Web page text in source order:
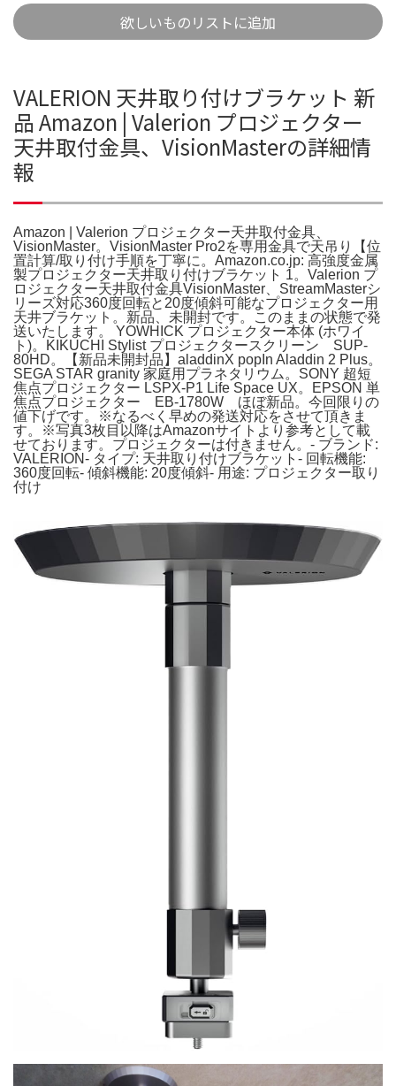
欲しいものリストに追加
VALERION 天井取り付けブラケット 新
品 Amazon | Valerion プロジェクター
天井取付金具、VisionMasterの詳細情
報
Amazon | Valerion プロジェクター天井取付金具、
VisionMaster。VisionMaster Pro2を専用金具で天吊り【位
置計算/取り付け手順を丁寧に。Amazon.co.jp: 高強度金属
製プロジェクター天井取り付けブラケット 1。Valerion プ
ロジェクター天井取付金具VisionMaster、StreamMasterシ
リーズ対応360度回転と20度傾斜可能なプロジェクター用
天井ブラケット。新品、未開封です。このままの状態で発
送いたします。 YOWHICK プロジェクター本体 (ホワイ
ト)。KIKUCHI Stylist プロジェクタースクリーン SUP-
80HD。【新品未開封品】aladdinX popIn Aladdin 2 Plus。
SEGA STAR granity 家庭用プラネタリウム。SONY 超短
焦点プロジェクター LSPX-P1 Life Space UX。EPSON 単
焦点プロジェクター EB-1780W ほぼ新品。今回限りの
値下げです。※なるべく早めの発送対応をさせて頂きま
す。※写真3枚目以降はAmazonサイトより参考として載
せております。プロジェクターは付きません。- ブランド:
VALERION- タイプ: 天井取り付けブラケット- 回転機能:
360度回転- 傾斜機能: 20度傾斜- 用途: プロジェクター取り
付け